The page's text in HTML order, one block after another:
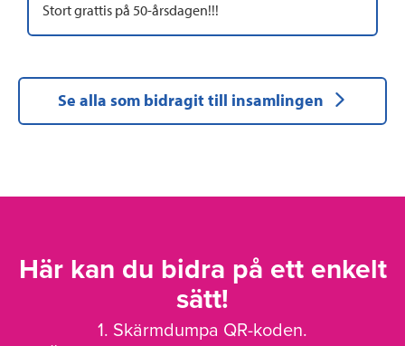
Stort grattis på 50-årsdagen!!!
Se alla som bidragit till insamlingen
Här kan du bidra på ett enkelt
sätt!
1. Skärmdumpa QR-koden.